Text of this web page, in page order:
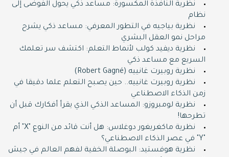
نظرية النافذة المكسورة: مساعد ذكي يحول الفوضى إلى
نظام
نظرية بياجيه في التطور المعرفي: مساعد ذكي يشرح
مراحل نمو العقل البشري
نظرية ديفيد كولب لأنماط التعلم: اكتشف سر تعلمك
السريع مع مساعد ذكي
نظرية روبيرت غانييه (Robert Gagné)
نظرية روبيرت غانييه.. حين يصبح التعلم علما دقيقا في
زمن الذكاء الاصطناعي
نظرية لومبروزو: المساعد الذكي الذي يقرأ أفكارك قبل أن
تطرحها!
نظرية ماكغريغور دوغلاس: هل أنت قائد من النوع "X" أم
نظرية هوفستيد: البوصلة الخفية لفهم العالم في جيش